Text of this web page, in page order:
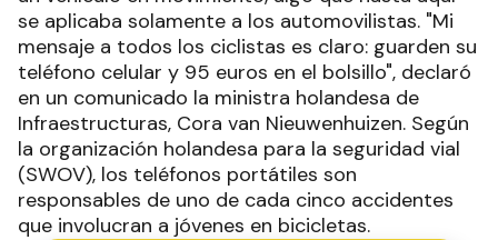
se aplicaba solamente a los automovilistas. "Mi
mensaje a todos los ciclistas es claro: guarden su
teléfono celular y 95 euros en el bolsillo", declaró
en un comunicado la ministra holandesa de
Infraestructuras, Cora van Nieuwenhuizen. Según
la organización holandesa para la seguridad vial
(SWOV), los teléfonos portátiles son
responsables de uno de cada cinco accidentes
que involucran a jóvenes en bicicletas.